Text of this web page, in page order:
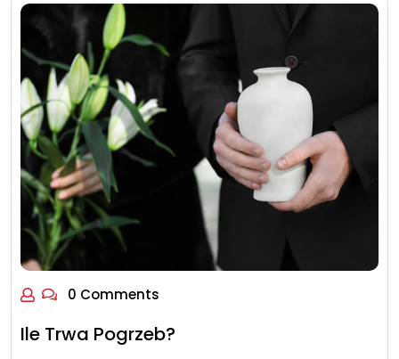
0 Comments
Ile Trwa Pogrzeb?